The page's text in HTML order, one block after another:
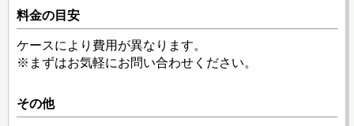
料金の目安
ケースにより費用が異なります。
※まずはお気軽にお問い合わせください。
その他